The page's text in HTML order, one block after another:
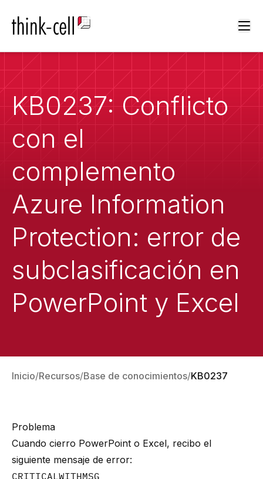
KB0237: Conflicto
con el
complemento
Azure Information
Protection: error de
subclasificación en
PowerPoint y Excel
Inicio Recursos Base de conocimientos KB0237
Problema
Cuando cierro PowerPoint o Excel, recibo el
siguiente mensaje de error:
CRITICALWITHMSG